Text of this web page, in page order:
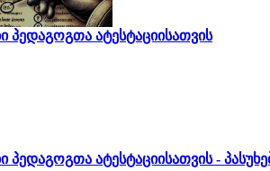
პედაგოგთა ატესტაციისათვის
პედაგოგთა ატესტაციისათვის -